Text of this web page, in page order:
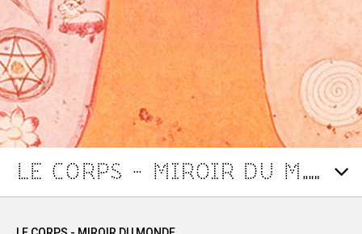
LE CORPS - MIROIR DU MONDE